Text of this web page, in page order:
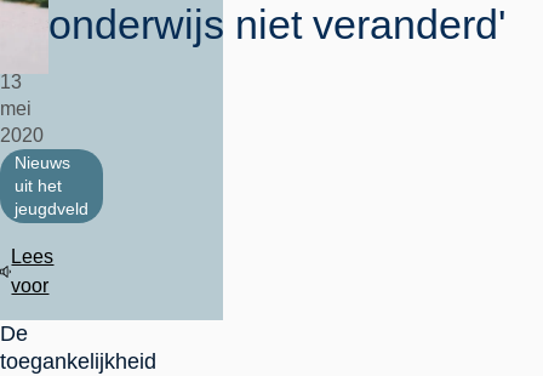
onderwijs niet veranderd'
13
mei
2020
Nieuws
uit het
jeugdveld
Lees
voor
De
toegankelijkheid